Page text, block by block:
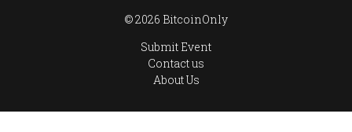
© 2026 BitcoinOnly
Submit Event
Contact us
About Us